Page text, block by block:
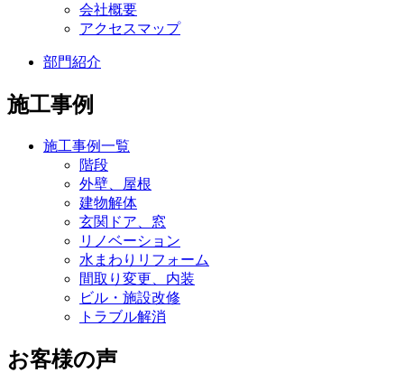
会社概要
アクセスマップ
部門紹介
施工事例
施工事例一覧
階段
外壁、屋根
建物解体
玄関ドア、窓
リノベーション
水まわりリフォーム
間取り変更、内装
ビル・施設改修
トラブル解消
お客様の声